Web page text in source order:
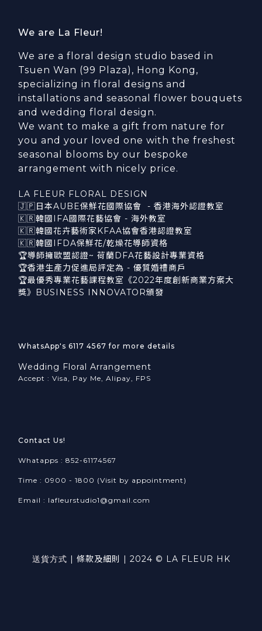
We are La Fleur!
We are a floral design studio based in
Tsuen Wan (99 Plaza), Hong Kong,
specializing in floral designs and
installations and seasonal flower bouquets
and wedding floral design.
We want to make a gift from nature for
you and your loved one with the freshest
seasonal blooms by our bespoke
arrangement with nicely price.
LA FLEUR FLORAL DESIGN
🇯🇵日本AUBE保鮮花國際協會 - 香港海外認證教室
🇰🇷韓國IFA國際花藝協會 - 海外教室
🇰🇷韓國花卉藝術家KFAA協會香港認證教室
🇰🇷韓國IFDA保鮮花/乾燥花導師資格
🏆導師擁歐盟認證~ 荷蘭DFA花藝設計專業資格
🏆香港生產力促進局評定為 - 優質婚禮商戶
🏆最優秀專業花藝課程教室《2022年度創新商業方案大
獎》BUSINESS INNOVATOR頒發
WhatsApp's 6117 4567 for more details
Wedding Floral Arrangement
Accept : Visa, Pay Me, Alipay, FPS
Contact Us!
Whatapps : 852-61174567
Time : 0900 - 1800 (Visit by appointment)
Email : lafleurstudio1@gmail.com
送貨方式 | 條款及細則 | 2024 © LA FLEUR HK